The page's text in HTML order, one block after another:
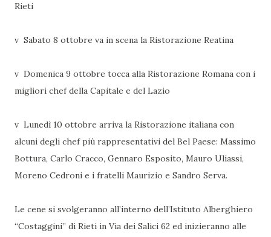
Rieti
v Sabato 8 ottobre va in scena la Ristorazione Reatina
v Domenica 9 ottobre tocca alla Ristorazione Romana con i
migliori chef della Capitale e del Lazio
v Lunedì 10 ottobre arriva la Ristorazione italiana con
alcuni degli chef più rappresentativi del Bel Paese: Massimo
Bottura, Carlo Cracco, Gennaro Esposito, Mauro Uliassi,
Moreno Cedroni e i fratelli Maurizio e Sandro Serva.
Le cene si svolgeranno all’interno dell’Istituto Alberghiero
“Costaggini” di Rieti in Via dei Salici 62 ed inizieranno alle